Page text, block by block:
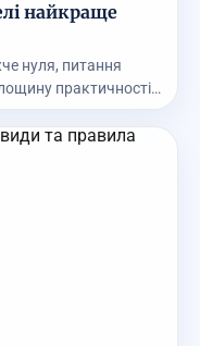
найкраще
нуля, питання
практичності.